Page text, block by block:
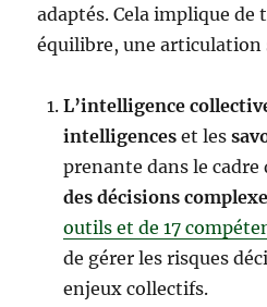
adaptés. Cela implique
équilibre, une articulation
L’intelligence
intelligences et les
prenante dans le cadre
des décisions
outils et de 17
de gérer les risques
enjeux collectifs.